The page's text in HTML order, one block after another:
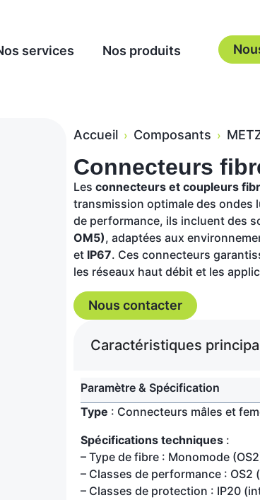
services Nos produits
Accueil › Composants ›
Connecteurs
Les connecteurs et coupleurs
transmission optimale des ondes
de performance, ils incluent des
OM5), adaptées aux
et IP67. Ces connecteurs
les réseaux haut débit et les
Nous contacter
Caractéristiques
Paramètre & Spécification
Type : Connecteurs mâles et
Spécifications techniques :
– Type de fibre : Monomode
– Classes de performance :
– Classes de protection : IP20